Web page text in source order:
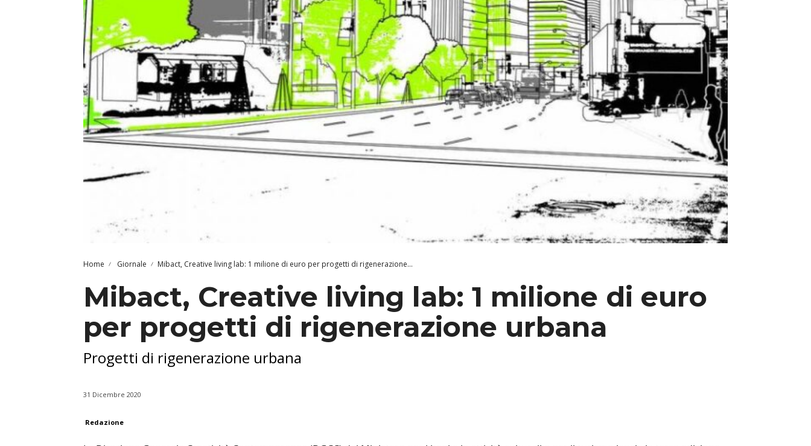
Home Giornale Mibact, Creative living lab: 1 milione di euro per progetti di rigenerazione...
Mibact, Creative living lab: 1 milione di euro
per progetti di rigenerazione urbana
Progetti di rigenerazione urbana
31 Dicembre 2020
Redazione